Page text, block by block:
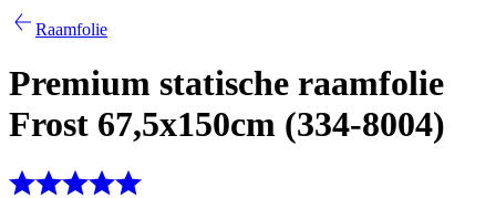
Raamfolie
Premium statische raamfolie
Frost 67,5x150cm (334-8004)